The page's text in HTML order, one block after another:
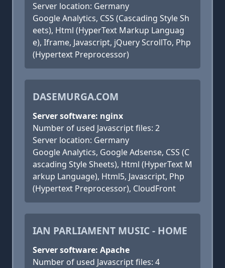
Server location: Germany
Google Analytics, CSS (Cascading Style Sh
eets), Html (HyperText Markup Languag
e), Iframe, Javascript, jQuery ScrollTo, Php
(Hypertext Preprocessor)
DASEMURGA.COM
Server software: nginx
Number of used Javascript files: 2
Server location: Germany
Google Analytics, Google Adsense, CSS (C
ascading Style Sheets), Html (HyperText M
arkup Language), Html5, Javascript, Php
(Hypertext Preprocessor), CloudFront
IAN PARLIAMENT MUSIC - HOME
Server software: Apache
Number of used Javascript files: 4